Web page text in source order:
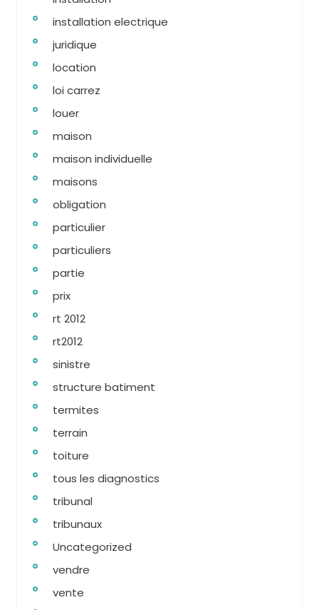
installation electrique
juridique
location
loi carrez
louer
maison
maison individuelle
maisons
obligation
particulier
particuliers
partie
prix
rt 2012
rt2012
sinistre
structure batiment
termites
terrain
toiture
tous les diagnostics
tribunal
tribunaux
Uncategorized
vendre
vente